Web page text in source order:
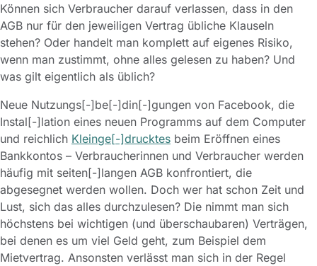
Können sich Verbraucher darauf verlassen, dass in den
AGB nur für den jeweiligen Vertrag übliche Klauseln
stehen? Oder handelt man komplett auf eigenes Risiko,
wenn man zustimmt, ohne alles gelesen zu haben? Und
was gilt eigentlich als üblich?
Neue Nutzungs[-]be[-]din[-]gungen von Facebook, die
Instal[-]lation eines neuen Programms auf dem Computer
und reichlich Kleinge[-]drucktes beim Eröffnen eines
Bankkontos – Verbraucherinnen und Verbraucher werden
häufig mit seiten[-]langen AGB konfrontiert, die
abgesegnet werden wollen. Doch wer hat schon Zeit und
Lust, sich das alles durchzulesen? Die nimmt man sich
höchstens bei wichtigen (und überschaubaren) Verträgen,
bei denen es um viel Geld geht, zum Beispiel dem
Mietvertrag. Ansonsten verlässt man sich in der Regel